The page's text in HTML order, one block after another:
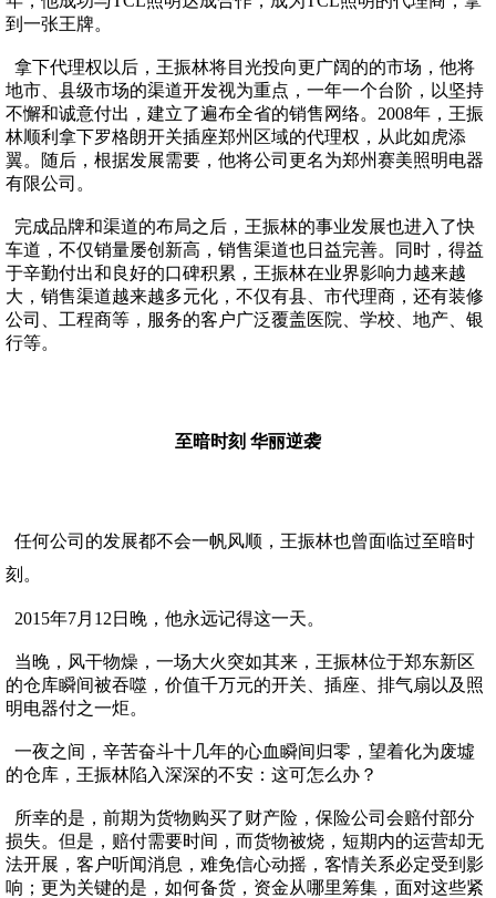
到一张王牌。
拿下代理权以后，王振林将目光投向更广阔的的市场，他将
地市、县级市场的渠道开发视为重点，一年一个台阶，以坚持
不懈和诚意付出，建立了遍布全省的销售网络。2008年，王振
林顺利拿下罗格朗开关插座郑州区域的代理权，从此如虎添
翼。随后，根据发展需要，他将公司更名为郑州赛美照明电器
有限公司。
完成品牌和渠道的布局之后，王振林的事业发展也进入了快
车道，不仅销量屡创新高，销售渠道也日益完善。同时，得益
于辛勤付出和良好的口碑积累，王振林在业界影响力越来越
大，销售渠道越来越多元化，不仅有县、市代理商，还有装修
公司、工程商等，服务的客户广泛覆盖医院、学校、地产、银
行等。
至暗时刻 华丽逆袭
任何公司的发展都不会一帆风顺，王振林也曾面临过至暗时
刻。
2015年7月12日晚，他永远记得这一天。
当晚，风干物燥，一场大火突如其来，王振林位于郑东新区
的仓库瞬间被吞噬，价值千万元的开关、插座、排气扇以及照
明电器付之一炬。
一夜之间，辛苦奋斗十几年的心血瞬间归零，望着化为废墟
的仓库，王振林陷入深深的不安：这可怎么办？
所幸的是，前期为货物购买了财产险，保险公司会赔付部分
损失。但是，赔付需要时间，而货物被烧，短期内的运营却无
法开展，客户听闻消息，难免信心动摇，客情关系必定受到影
响；更为关键的是，如何备货，资金从哪里筹集，面对这些紧